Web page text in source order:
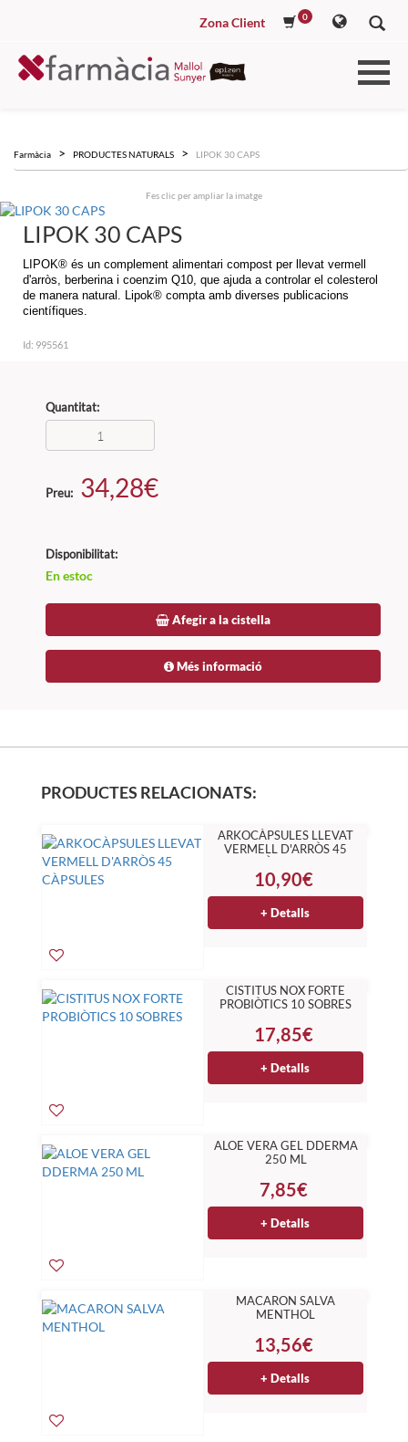
Zona Client 0
Farmàcia PRODUCTES NATURALS LIPOK 30 CAPS
Fes clic per ampliar la imatge
LIPOK 30 CAPS
LIPOK® és un complement alimentari compost per llevat vermell
d'arròs, berberina i coenzim Q10, que ajuda a controlar el colesterol
de manera natural. Lipok® compta amb diverses publicacions
científiques.
Id: 995561
Quantitat:
Preu: 34,28€
Disponibilitat:
En estoc
Afegir a la cistella
Més informació
PRODUCTES RELACIONATS:
ARKOCÀPSULES LLEVAT
VERMELL D'ARRÒS 45
10,90€
+ Detalls
CISTITUS NOX FORTE
PROBIÒTICS 10 SOBRES
17,85€
+ Detalls
ALOE VERA GEL DDERMA
250 ML
7,85€
+ Detalls
MACARON SALVA
MENTHOL
13,56€
+ Detalls